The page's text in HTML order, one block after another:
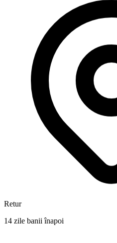
Retur
14 zile banii înapoi